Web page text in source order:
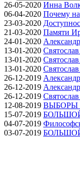
26-05-2020 Инна
06-04-2020 Почему
23-03-2020
21-03-2020 Памяти
24-01-2020
13-01-2020
13-01-2020
13-01-2020
26-12-2019
26-12-2019
26-12-2019
12-08-2019 ВЫБОРЫ
15-07-2019 БОЛЬШОЙ
04-07-2019
03-07-2019 БОЛЬШОЙ